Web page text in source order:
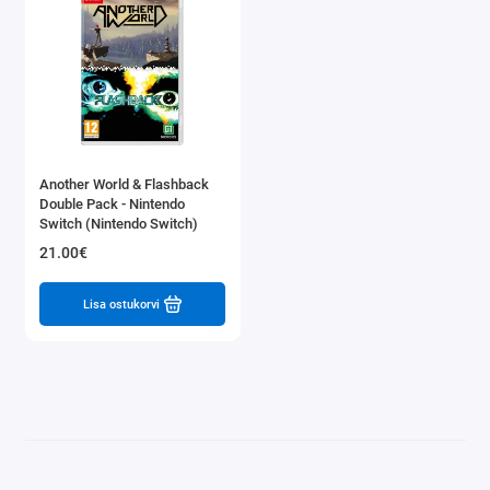
Another World & Flashback
Double Pack - Nintendo
Switch (Nintendo Switch)
21.00€
Lisa ostukorvi